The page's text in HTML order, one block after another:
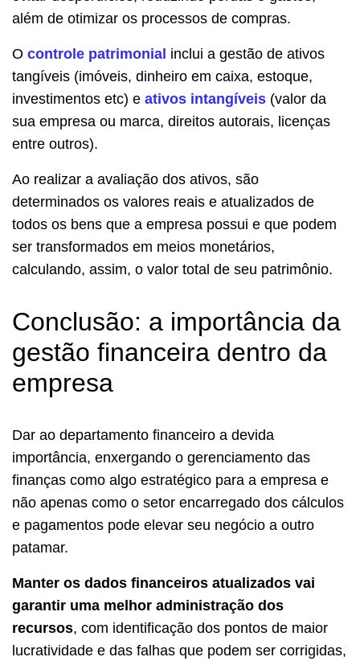
além de otimizar os processos de compras.
O controle patrimonial inclui a gestão de ativos
tangíveis (imóveis, dinheiro em caixa, estoque,
investimentos etc) e ativos intangíveis (valor da
sua empresa ou marca, direitos autorais, licenças
entre outros).
Ao realizar a avaliação dos ativos, são
determinados os valores reais e atualizados de
todos os bens que a empresa possui e que podem
ser transformados em meios monetários,
calculando, assim, o valor total de seu patrimônio.
Conclusão: a importância da
gestão financeira dentro da
empresa
Dar ao departamento financeiro a devida
importância, enxergando o gerenciamento das
finanças como algo estratégico para a empresa e
não apenas como o setor encarregado dos cálculos
e pagamentos pode elevar seu negócio a outro
patamar.
Manter os dados financeiros atualizados vai
garantir uma melhor administração dos
recursos, com identificação dos pontos de maior
lucratividade e das falhas que podem ser corrigidas,